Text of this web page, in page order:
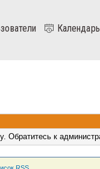
Календарь
к
RSS